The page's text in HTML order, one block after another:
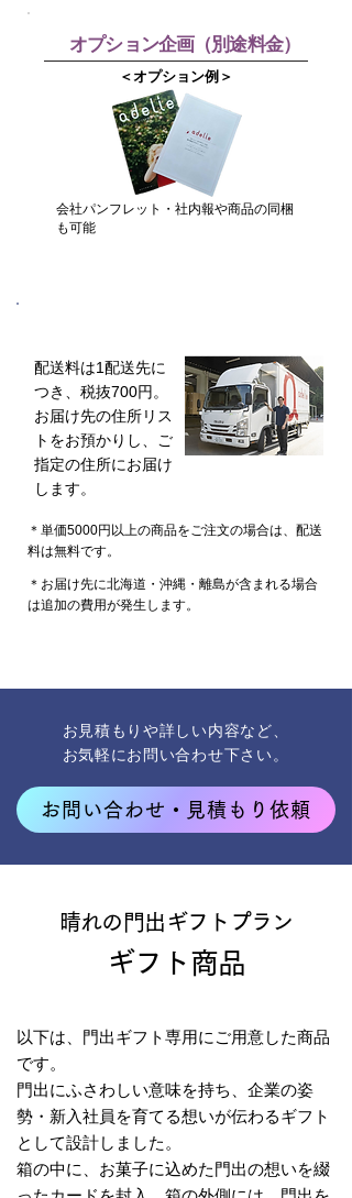
オプション企画（別途料金）
＜オプション例＞
会社パンフレット・社内報や商品の同梱
も可能
配送料は1配送先に
つき、税抜700円。
お届け先の住所リス
トをお預かりし、ご
指定の住所にお届け
します。
＊単価5000円以上の商品をご注文の場合は、配送
料は無料です。
＊お届け先に北海道・沖縄・離島が含まれる場合
は追加の費用が発生します。
お見積もりや詳しい内容など、
お気軽にお問い合わせ下さい。
お問い合わせ・見積もり依頼
晴れの門出ギフト プラン
ギフト商品
以下は、門出ギフト専用にご用意した商品
です。
門出にふさわしい意味を持ち、​企業の姿
勢・新入社員を育てる想いが伝わるギフト
として設計しました。​​
箱の中に、お菓子に込めた門出の想いを綴